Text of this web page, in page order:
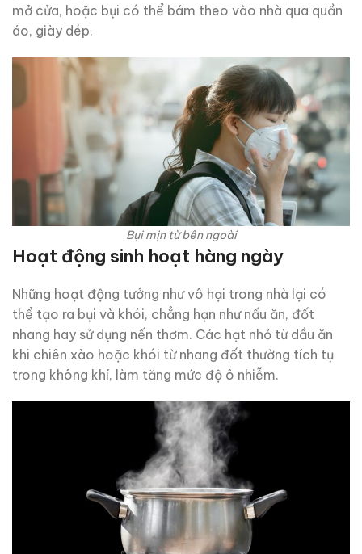
mở cửa, hoặc bụi có thể bám theo vào nhà qua quần
áo, giày dép.
Bụi mịn từ bên ngoài
Hoạt động sinh hoạt hàng ngày
Những hoạt động tưởng như vô hại trong nhà lại có
thể tạo ra bụi và khói, chẳng hạn như nấu ăn, đốt
nhang hay sử dụng nến thơm. Các hạt nhỏ từ dầu ăn
khi chiên xào hoặc khói từ nhang đốt thường tích tụ
trong không khí, làm tăng mức độ ô nhiễm.